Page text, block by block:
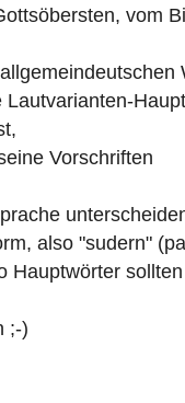
vom
Vorschriften
also "sudern"
Hauptwörter
;-)